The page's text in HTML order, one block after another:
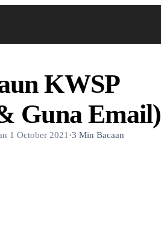
KWSP
Guna Email)
1 October 2021 ·3 Min Bacaan